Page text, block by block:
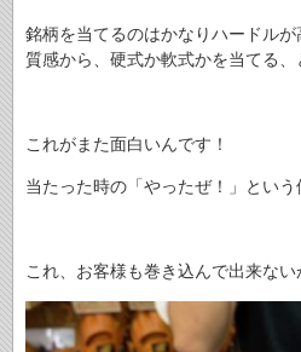
銘柄を当てるのはかなりハードル
質感から、硬式か軟式かを当てる、
これがまた面白いんです！
当たった時の「やったぜ！」という
これ、お客様も巻き込んで出来ない